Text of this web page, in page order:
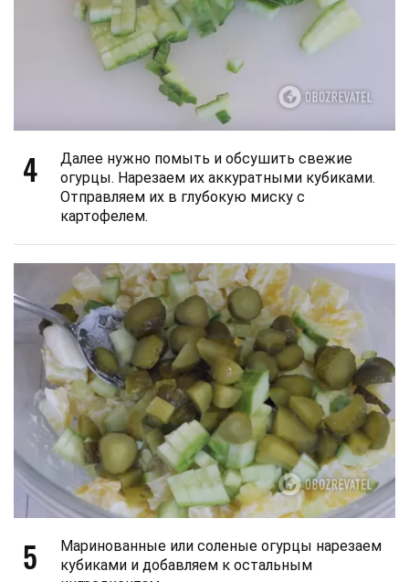
4
Далее нужно помыть и обсушить свежие
огурцы. Нарезаем их аккуратными кубиками.
Отправляем их в глубокую миску с
картофелем.
5
Маринованные или соленые огурцы нарезаем
кубиками и добавляем к остальным